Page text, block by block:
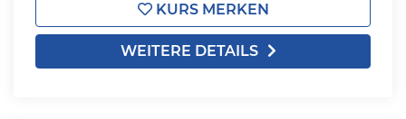
KURS MERKEN
WEITERE DETAILS